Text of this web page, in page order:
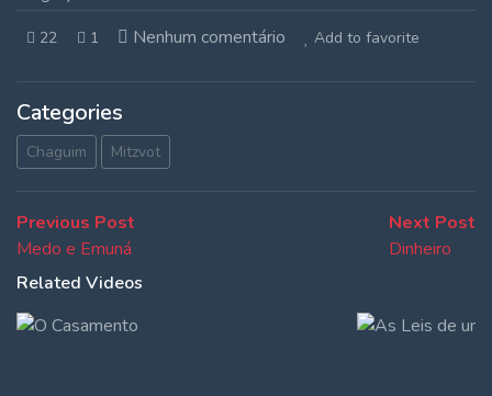
22 1 Nenhum comentário Add to favorite
Categories
Chaguim Mitzvot
Navegação
de
Post
Previous Post
Medo e Emuná
Next Post
Dinheiro
Related Videos